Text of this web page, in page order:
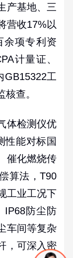
产基地、三
营收17%以
余项专利资
计量证、
GB15322工
查。
体检测仪优
性能对标国
催化燃烧传
算法，T90
工业工况下
IP68防尘防
车间等复杂
，可深入密